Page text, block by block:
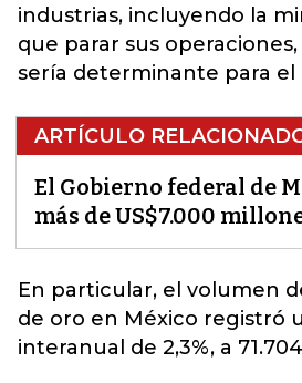
industrias, incluyendo la
que parar sus
sería determinante para el
ARTÍCULO
El Gobierno federal de
más de US$7.000
En particular, el volumen
de oro en México registró
interanual de 2,3%, a